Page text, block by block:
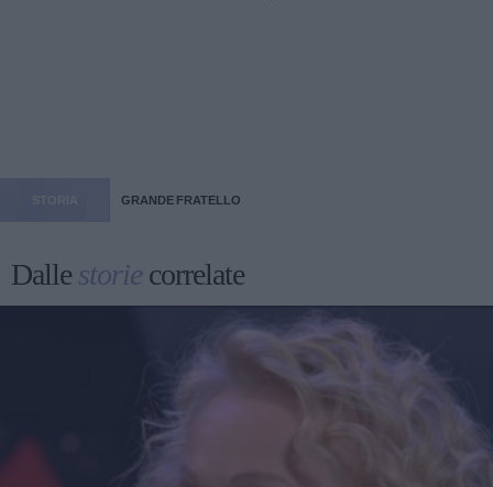
GRANDE FRATELLO
Dallestorie correlate